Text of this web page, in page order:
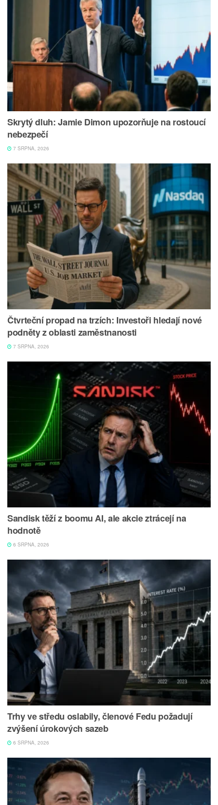
Skrytý dluh: Jamie Dimon upozorňuje na rostoucí
nebezpečí
7 SRPNA, 2026
Čtvrteční propad na trzích: Investoři hledají nové
podněty z oblasti zaměstnanosti
7 SRPNA, 2026
Sandisk těží z boomu AI, ale akcie ztrácejí na
hodnotě
6 SRPNA, 2026
Trhy ve středu oslabily, členové Fedu požadují
zvýšení úrokových sazeb
6 SRPNA, 2026